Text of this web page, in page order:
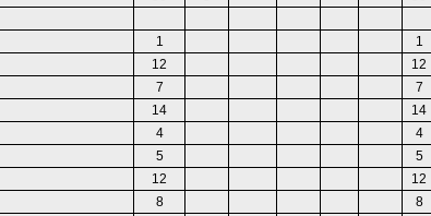
1
1
12
12
7
7
14
14
4
4
5
5
12
12
8
8